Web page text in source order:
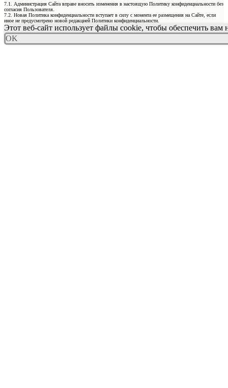
7.1. Администрация Сайта вправе вносить изменения в настоящую Политику конфиденциальности без
согласия Пользователя.
7.2. Новая Политика конфиденциальности вступает в силу с момента ее размещения на Сайте, если
иное не предусмотрено новой редакцией Политики конфиденциальности.
Этот веб-сайт использует файлы cookie, чтобы обеспечить вам
OK